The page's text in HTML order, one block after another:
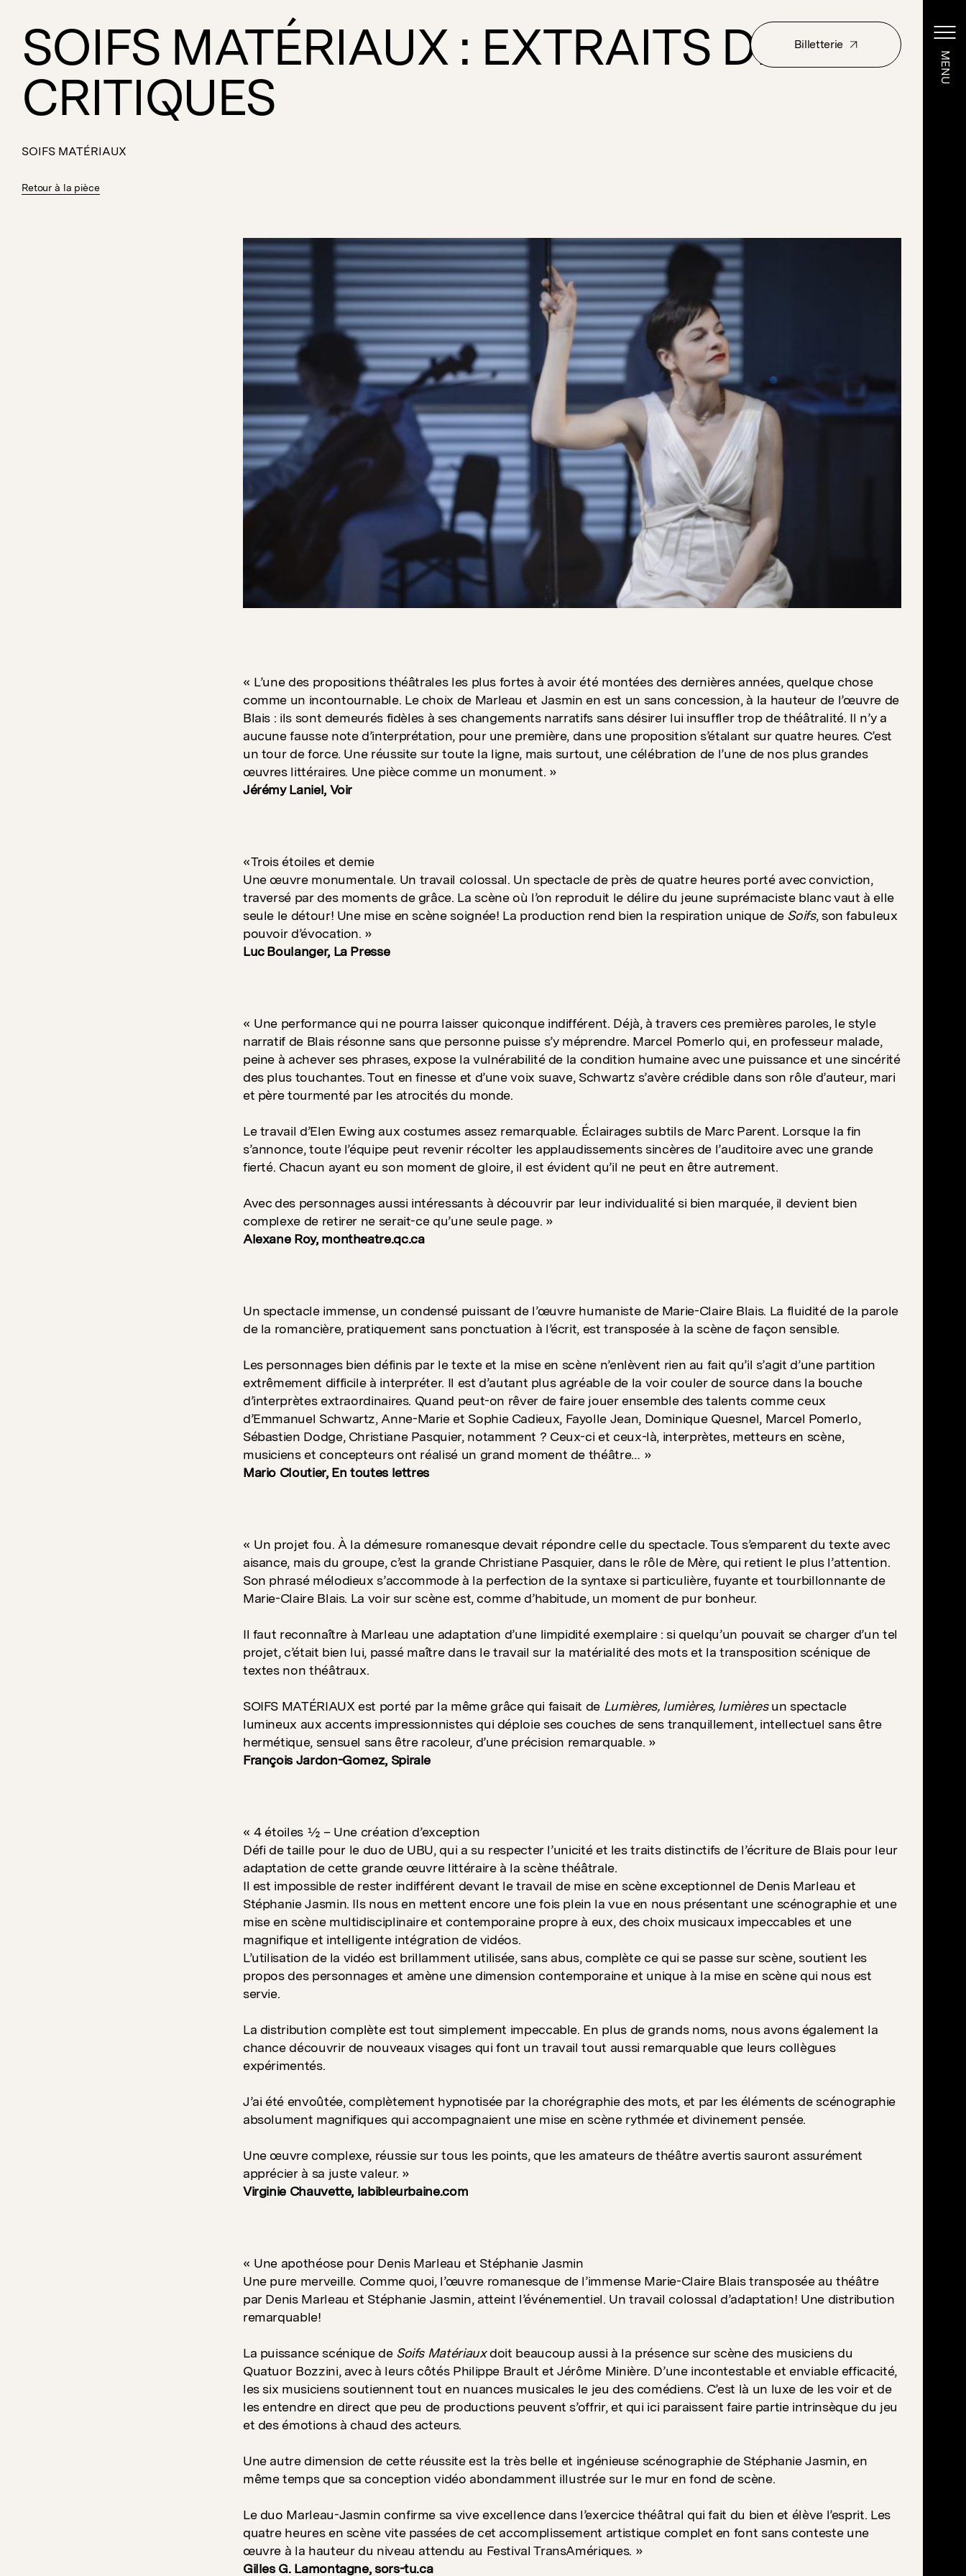
Billetterie
MENU
SOIFS MATÉRIAUX : EXTRAITS DE
CRITIQUES
SOIFS MATÉRIAUX
Retour à la pièce
« L’une des propositions théâtrales les plus fortes à avoir été montées des dernières années, quelque chose
comme un incontournable. Le choix de Marleau et Jasmin en est un sans concession, à la hauteur de l’œuvre de
Blais : ils sont demeurés fidèles à ses changements narratifs sans désirer lui insuffler trop de théâtralité. Il n’y a
aucune fausse note d’interprétation, pour une première, dans une proposition s’étalant sur quatre heures. C’est
un tour de force. Une réussite sur toute la ligne, mais surtout, une célébration de l’une de nos plus grandes
œuvres littéraires. Une pièce comme un monument. »
Jérémy Laniel, Voir
«Trois étoiles et demie
Une œuvre monumentale. Un travail colossal. Un spectacle de près de quatre heures porté avec conviction,
traversé par des moments de grâce. La scène où l’on reproduit le délire du jeune suprémaciste blanc vaut à elle
seule le détour! Une mise en scène soignée! La production rend bien la respiration unique de Soifs, son fabuleux
pouvoir d’évocation. »
Luc Boulanger, La Presse
« Une performance qui ne pourra laisser quiconque indifférent. Déjà, à travers ces premières paroles, le style
narratif de Blais résonne sans que personne puisse s’y méprendre. Marcel Pomerlo qui, en professeur malade,
peine à achever ses phrases, expose la vulnérabilité de la condition humaine avec une puissance et une sincérité
des plus touchantes. Tout en finesse et d’une voix suave, Schwartz s’avère crédible dans son rôle d’auteur, mari
et père tourmenté par les atrocités du monde.
Le travail d’Elen Ewing aux costumes assez remarquable. Éclairages subtils de Marc Parent. Lorsque la fin
s’annonce, toute l’équipe peut revenir récolter les applaudissements sincères de l’auditoire avec une grande
fierté. Chacun ayant eu son moment de gloire, il est évident qu’il ne peut en être autrement.
Avec des personnages aussi intéressants à découvrir par leur individualité si bien marquée, il devient bien
complexe de retirer ne serait-ce qu’une seule page. »
Alexane Roy, montheatre.qc.ca
Un spectacle immense, un condensé puissant de l’œuvre humaniste de Marie-Claire Blais. La fluidité de la parole
de la romancière, pratiquement sans ponctuation à l’écrit, est transposée à la scène de façon sensible.
Les personnages bien définis par le texte et la mise en scène n’enlèvent rien au fait qu’il s’agit d’une partition
extrêmement difficile à interpréter. Il est d’autant plus agréable de la voir couler de source dans la bouche
d’interprètes extraordinaires. Quand peut-on rêver de faire jouer ensemble des talents comme ceux
d’Emmanuel Schwartz, Anne-Marie et Sophie Cadieux, Fayolle Jean, Dominique Quesnel, Marcel Pomerlo,
Sébastien Dodge, Christiane Pasquier, notamment ? Ceux-ci et ceux-là, interprètes, metteurs en scène,
musiciens et concepteurs ont réalisé un grand moment de théâtre… »
Mario Cloutier, En toutes lettres
« Un projet fou. À la démesure romanesque devait répondre celle du spectacle. Tous s’emparent du texte avec
aisance, mais du groupe, c’est la grande Christiane Pasquier, dans le rôle de Mère, qui retient le plus l’attention.
Son phrasé mélodieux s’accommode à la perfection de la syntaxe si particulière, fuyante et tourbillonnante de
Marie-Claire Blais. La voir sur scène est, comme d’habitude, un moment de pur bonheur.
Il faut reconnaître à Marleau une adaptation d’une limpidité exemplaire : si quelqu’un pouvait se charger d’un tel
projet, c’était bien lui, passé maître dans le travail sur la matérialité des mots et la transposition scénique de
textes non théâtraux.
SOIFS MATÉRIAUX est porté par la même grâce qui faisait de Lumières, lumières, lumièresun spectacle
lumineux aux accents impressionnistes qui déploie ses couches de sens tranquillement, intellectuel sans être
hermétique, sensuel sans être racoleur, d’une précision remarquable. »
François Jardon-Gomez, Spirale
« 4 étoiles ½ – Une création d’exception
Défi de taille pour le duo de UBU, qui a su respecter l’unicité et les traits distinctifs de l’écriture de Blais pour leur
adaptation de cette grande œuvre littéraire à la scène théâtrale.
Il est impossible de rester indifférent devant le travail de mise en scène exceptionnel de Denis Marleau et
Stéphanie Jasmin. Ils nous en mettent encore une fois plein la vue en nous présentant une scénographie et une
mise en scène multidisciplinaire et contemporaine propre à eux, des choix musicaux impeccables et une
magnifique et intelligente intégration de vidéos.
L’utilisation de la vidéo est brillamment utilisée, sans abus, complète ce qui se passe sur scène, soutient les
propos des personnages et amène une dimension contemporaine et unique à la mise en scène qui nous est
servie.
La distribution complète est tout simplement impeccable. En plus de grands noms, nous avons également la
chance découvrir de nouveaux visages qui font un travail tout aussi remarquable que leurs collègues
expérimentés.
J’ai été envoûtée, complètement hypnotisée par la chorégraphie des mots, et par les éléments de scénographie
absolument magnifiques qui accompagnaient une mise en scène rythmée et divinement pensée.
Une œuvre complexe, réussie sur tous les points, que les amateurs de théâtre avertis sauront assurément
apprécier à sa juste valeur. »
Virginie Chauvette, labibleurbaine.com
« Une apothéose pour Denis Marleau et Stéphanie Jasmin
Une pure merveille. Comme quoi, l’œuvre romanesque de l’immense Marie-Claire Blais transposée au théâtre
par Denis Marleau et Stéphanie Jasmin, atteint l’événementiel. Un travail colossal d’adaptation! Une distribution
remarquable!
La puissance scénique de Soifs Matériauxdoit beaucoup aussi à la présence sur scène des musiciens du
Quatuor Bozzini, avec à leurs côtés Philippe Brault et Jérôme Minière. D’une incontestable et enviable efficacité,
les six musiciens soutiennent tout en nuances musicales le jeu des comédiens. C’est là un luxe de les voir et de
les entendre en direct que peu de productions peuvent s’offrir, et qui ici paraissent faire partie intrinsèque du jeu
et des émotions à chaud des acteurs.
Une autre dimension de cette réussite est la très belle et ingénieuse scénographie de Stéphanie Jasmin, en
même temps que sa conception vidéo abondamment illustrée sur le mur en fond de scène.
Le duo Marleau-Jasmin confirme sa vive excellence dans l’exercice théâtral qui fait du bien et élève l’esprit. Les
quatre heures en scène vite passées de cet accomplissement artistique complet en font sans conteste une
œuvre à la hauteur du niveau attendu au Festival TransAmériques. »
Gilles G. Lamontagne, sors-tu.ca